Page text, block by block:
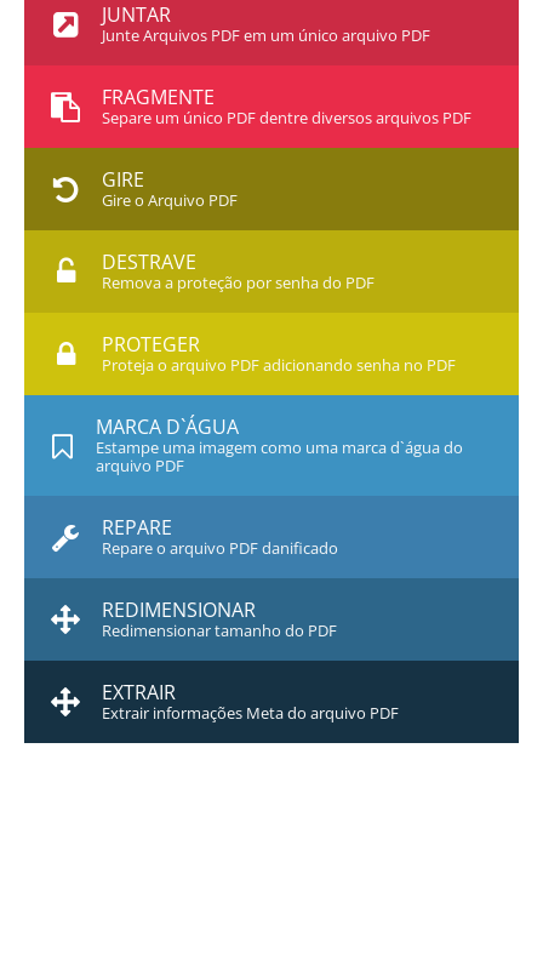
JUNTAR
Junte Arquivos PDF em um único arquivo PDF
FRAGMENTE
Separe um único PDF dentre diversos arquivos PDF
GIRE
Gire o Arquivo PDF
DESTRAVE
Remova a proteção por senha do PDF
PROTEGER
Proteja o arquivo PDF adicionando senha no PDF
MARCA D`ÁGUA
Estampe uma imagem como uma marca d`água do
arquivo PDF
REPARE
Repare o arquivo PDF danificado
REDIMENSIONAR
Redimensionar tamanho do PDF
EXTRAIR
Extrair informações Meta do arquivo PDF